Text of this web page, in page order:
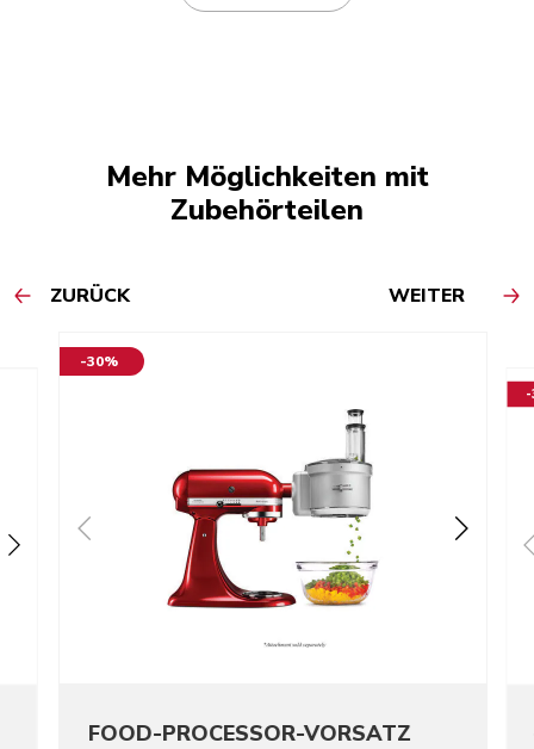
Mehr Möglichkeiten mit
Zubehörteilen
ZURÜCK WEITER
-30%
FOOD-PROCESSOR-VORSATZ
-